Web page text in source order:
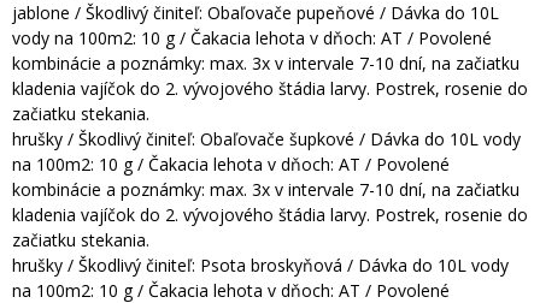
jablone / Škodlivý činiteľ: Obaľovače pupeňové / Dávka do 10L
vody na 100m2: 10 g / Čakacia lehota v dňoch: AT / Povolené
kombinácie a poznámky: max. 3x v intervale 7-10 dní, na začiatku
kladenia vajíčok do 2. vývojového štádia larvy. Postrek, rosenie do
začiatku stekania.
hrušky / Škodlivý činiteľ: Obaľovače šupkové / Dávka do 10L vody
na 100m2: 10 g / Čakacia lehota v dňoch: AT / Povolené
kombinácie a poznámky: max. 3x v intervale 7-10 dní, na začiatku
kladenia vajíčok do 2. vývojového štádia larvy. Postrek, rosenie do
začiatku stekania.
hrušky / Škodlivý činiteľ: Psota broskyňová / Dávka do 10L vody
na 100m2: 10 g / Čakacia lehota v dňoch: AT / Povolené